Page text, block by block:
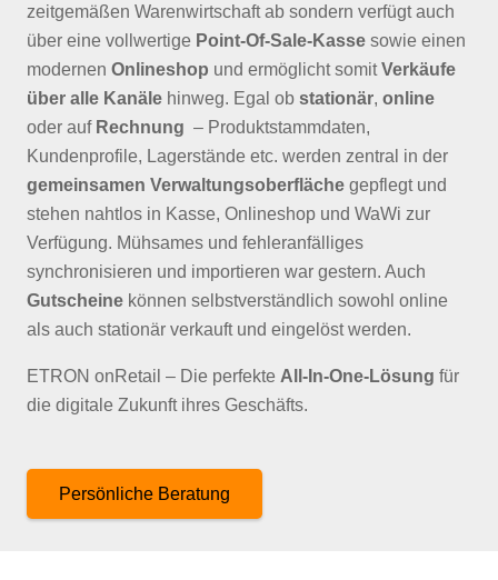
zeitgemäßen Warenwirtschaft ab sondern verfügt auch
über eine vollwertige Point-Of-Sale-Kasse sowie einen
modernen Onlineshop und ermöglicht somitVerkäufe
über alle Kanäle hinweg. Egal ob stationär, online
oder auf Rechnung – Produktstammdaten,
Kundenprofile, Lagerstände etc. werden zentral in der
gemeinsamen Verwaltungsoberfläche gepflegt und
stehen nahtlos in Kasse, Onlineshop und WaWi zur
Verfügung. Mühsames und fehleranfälliges
synchronisieren und importieren war gestern. Auch
Gutscheine können selbstverständlich sowohl online
als auch stationär verkauft und eingelöst werden.
ETRON onRetail – Die perfekte All-In-One-Lösung für
die digitale Zukunft ihres Geschäfts.
Persönliche Beratung